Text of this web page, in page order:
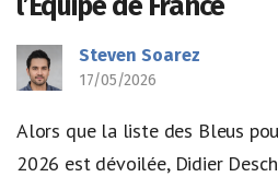
Steven Soarez
17/05/2026
Alors que la liste des Bleus
2026 est dévoilée, Didier